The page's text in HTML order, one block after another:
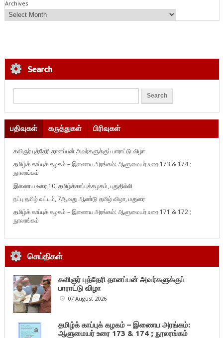
Archives
Search
பதிவுகள் கருத்துகள் பிரிவுகள்
கவிஞர் புத்தேரி தானப்பன் அவர்களுக்குப் பாராட்டு விழா
தமிழ்க் காப்புக் கழகம் – இணைய அரங்கம்: ஆளுமையர் உரை 173 & 174 ;
நூலரங்கம்
இணைய உரை 10, தமிழ்க்காப்புக்கழகம், புதுதில்லி
நட்பு தமிழ் வட்டம், 7ஆவது ஆண்டு தமிழ் விழா, மதுரை
தமிழ்க் காப்புக் கழகம் – இணைய அரங்கம்: ஆளுமையர் உரை 171 & 172 ;
நூலரங்கம்
செய்திகள்
கவிஞர் புத்தேரி தானப்பன் அவர்களுக்குப்
பாராட்டு விழா
07 August 2026
தமிழ்க் காப்புக் கழகம் – இணைய அரங்கம்:
ஆளுமையர் உரை 173 & 174 ; நூலரங்கம்